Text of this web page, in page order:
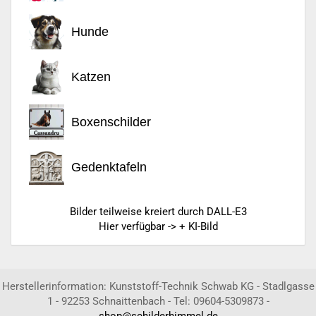
Hunde
Katzen
Boxenschilder
Gedenktafeln
Bilder teilweise kreiert durch DALL-E3
Hier verfügbar -> + KI-Bild
Herstellerinformation: Kunststoff-Technik Schwab KG - Stadlgasse
1 - 92253 Schnaittenbach - Tel: 09604-5309873 -